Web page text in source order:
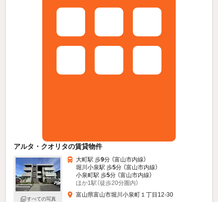
アルタ・クオリタの賃貸物件
すべての写真
大町駅 歩9分 （富山市内線）
堀川小泉駅 歩5分 （富山市内線）
小泉町駅 歩5分 （富山市内線）
ほか1駅（徒歩20分圏内）
富山県富山市堀川小泉町１丁目12-30